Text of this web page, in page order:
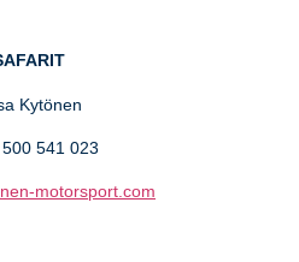
Kytönen
541 023
motorsport.com